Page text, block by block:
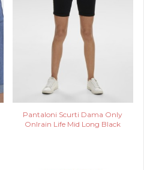
Pantaloni Scurti Dama Only
Onlrain Life Mid Long Black